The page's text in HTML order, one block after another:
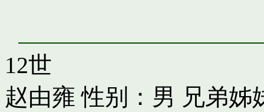
12世
赵由雍 性别：男 兄弟姊